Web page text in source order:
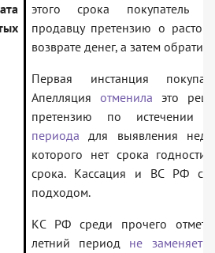
этого срока покупатель
продавцу претензию о
возврате денег, а затем
Первая инстанция
Апелляция отменила это
претензию по истечении
периода для выявления
которого нет срока годности
срока. Кассация и ВС РФ
подходом.
КС РФ среди прочего
летний период не заменяет